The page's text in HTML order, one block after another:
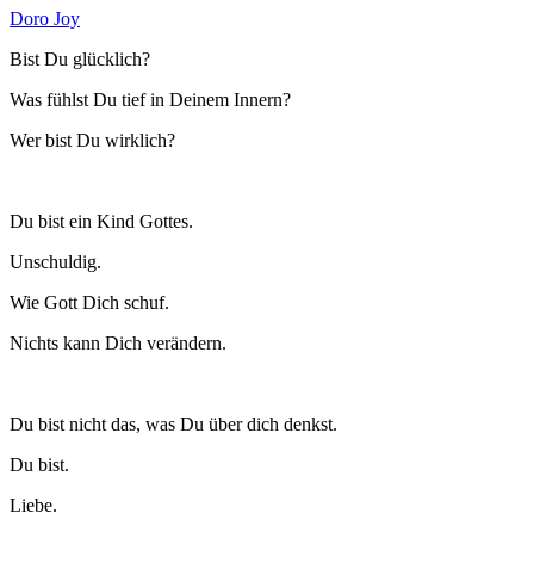
Doro Joy
Bist Du glücklich?
Was fühlst Du tief in Deinem Innern?
Wer bist Du wirklich?
Du bist ein Kind Gottes.
Unschuldig.
Wie Gott Dich schuf.
Nichts kann Dich verändern.
Du bist nicht das, was Du über dich denkst.
Du bist.
Liebe.